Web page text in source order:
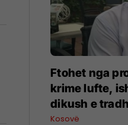
Ftohet nga
krime lufte,
dikush e
Kosovë